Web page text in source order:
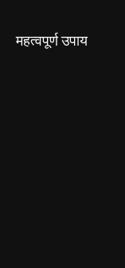
महत्वपूर्ण उपाय